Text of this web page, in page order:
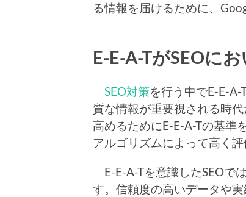
る情報を届けるために、
E-E-A-TがSEOに
SEO対策を行う中でE-E-
質な情報が重要視される時
高めるためにE-E-A-Tの基準
アルゴリズムによって高く
E-E-A-Tを意識したSEOで
す。信頼度の高いデータや